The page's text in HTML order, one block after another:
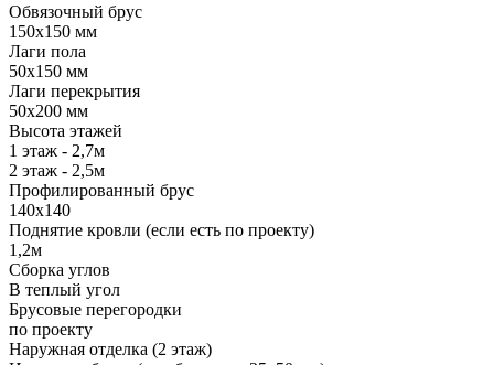
Обвязочный брус
150х150 мм
Лаги пола
50х150 мм
Лаги перекрытия
50х200 мм
Высота этажей
1 этаж - 2,7м
2 этаж - 2,5м
Профилированный брус
140х140
Поднятие кровли (если есть по проекту)
1,2м
Сборка углов
В теплый угол
Брусовые перегородки
по проекту
Наружная отделка (2 этаж)